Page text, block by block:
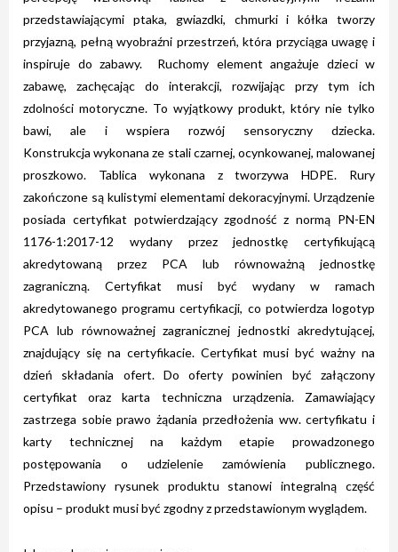
przedstawiającymi ptaka, gwiazdki, chmurki i kółka tworzy
przyjazną, pełną wyobraźni przestrzeń, która przyciąga uwagę i
inspiruje do zabawy. Ruchomy element angażuje dzieci w
zabawę, zachęcając do interakcji, rozwijając przy tym ich
zdolności motoryczne. To wyjątkowy produkt, który nie tylko
bawi, ale i wspiera rozwój sensoryczny dziecka.
Konstrukcja wykonana ze stali czarnej, ocynkowanej, malowanej
proszkowo. Tablica wykonana z tworzywa HDPE. Rury
zakończone są kulistymi elementami dekoracyjnymi. Urządzenie
posiada certyfikat potwierdzający zgodność z normą PN-EN
1176-1:2017-12 wydany przez jednostkę certyfikującą
akredytowaną przez PCA lub równoważną jednostkę
zagraniczną. Certyfikat musi być wydany w ramach
akredytowanego programu certyfikacji, co potwierdza logotyp
PCA lub równoważnej zagranicznej jednostki akredytującej,
znajdujący się na certyfikacie. Certyfikat musi być ważny na
dzień składania ofert. Do oferty powinien być załączony
certyfikat oraz karta techniczna urządzenia. Zamawiający
zastrzega sobie prawo żądania przedłożenia ww. certyfikatu i
karty technicznej na każdym etapie prowadzonego
postępowania o udzielenie zamówienia publicznego.
Przedstawiony rysunek produktu stanowi integralną część
opisu – produkt musi być zgodny z przedstawionym wyglądem.